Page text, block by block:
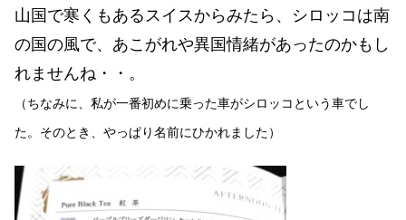
山国で寒くもあるスイスからみたら、シロッコは南
の国の風で、あこがれや異国情緒があったのかもし
れませんね・・。
（ちなみに、私が一番初めに乗った車がシロッコという車でし
た。そのとき、やっぱり名前にひかれました）